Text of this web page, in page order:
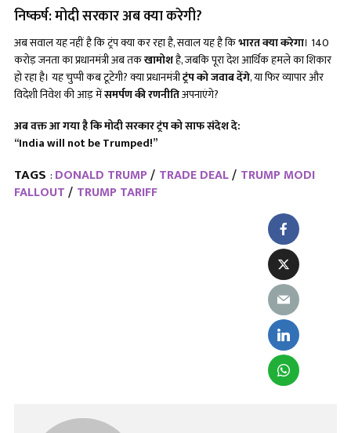
निष्कर्ष: मोदी सरकार अब क्या करेगी?
अब सवाल यह नहीं है कि ट्रंप क्या कर रहा है, सवाल यह है किभारत क्या करेगा। 140
करोड़ जनता का प्रधानमंत्री अब तकखामोशहै, जबकि पूरा देश आर्थिक हमले का शिकार
हो रहा है। यह चुप्पी कब टूटेगी? क्या प्रधानमंत्रीट्रंप को जवाब देंगे, या फिर व्यापार और
विदेशी निवेश की आड़ मेंसमर्पण की रणनीतिअपनाएंगे?
अब वक्त आ गया है कि मोदी सरकार ट्रंप को साफ संदेश दे:
“India will not be Trumped!”
TAGS : DONALD TRUMP TRADE DEAL TRUMP MODI
FALLOUT
TRUMP TARIFF